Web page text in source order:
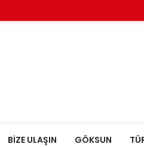
BİZE ULAŞIN GÖKSUN